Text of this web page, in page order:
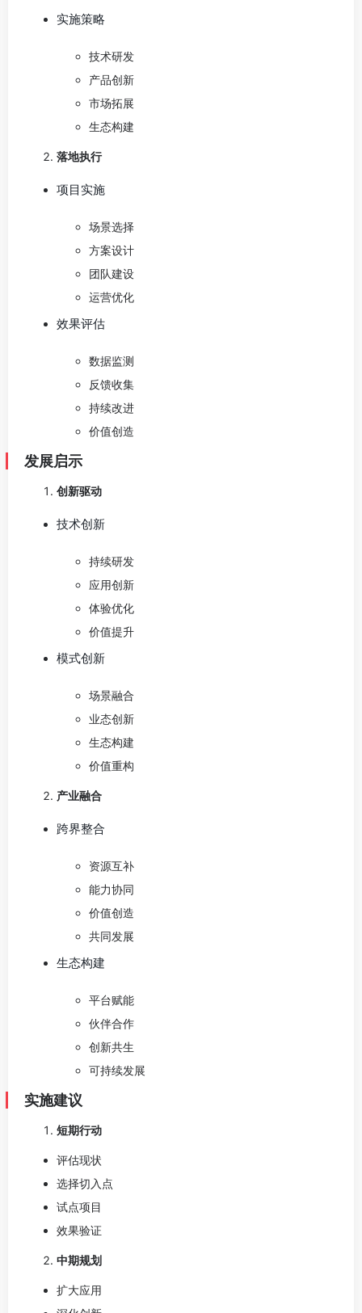
实施策略
技术研发
产品创新
市场拓展
生态构建
落地执行
项目实施
场景选择
方案设计
团队建设
运营优化
效果评估
数据监测
反馈收集
持续改进
价值创造
发展启示
创新驱动
技术创新
持续研发
应用创新
体验优化
价值提升
模式创新
场景融合
业态创新
生态构建
价值重构
产业融合
跨界整合
资源互补
能力协同
价值创造
共同发展
生态构建
平台赋能
伙伴合作
创新共生
可持续发展
实施建议
短期行动
评估现状
选择切入点
试点项目
效果验证
中期规划
扩大应用